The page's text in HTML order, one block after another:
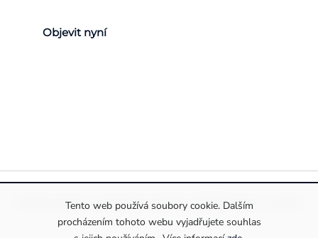
Tento web používá soubory cookie. Dalším
procházením tohoto webu vyjadřujete souhlas
Objevit nyní
Pravidla ochrany a zpracování osobních údajůInformace o cookies